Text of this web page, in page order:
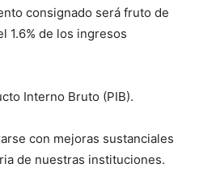
consignado será fruto de
1.6% de los ingresos
Interno Bruto (PIB).
con mejoras sustanciales
de nuestras instituciones.